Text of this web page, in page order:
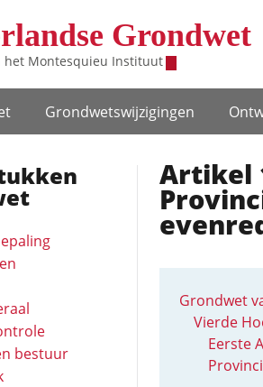
Grondwet
het Montesquieu Instituut
Grondwets­wijzigingen
bestuur
Artikel
Grondwet
Vierde
Eerste